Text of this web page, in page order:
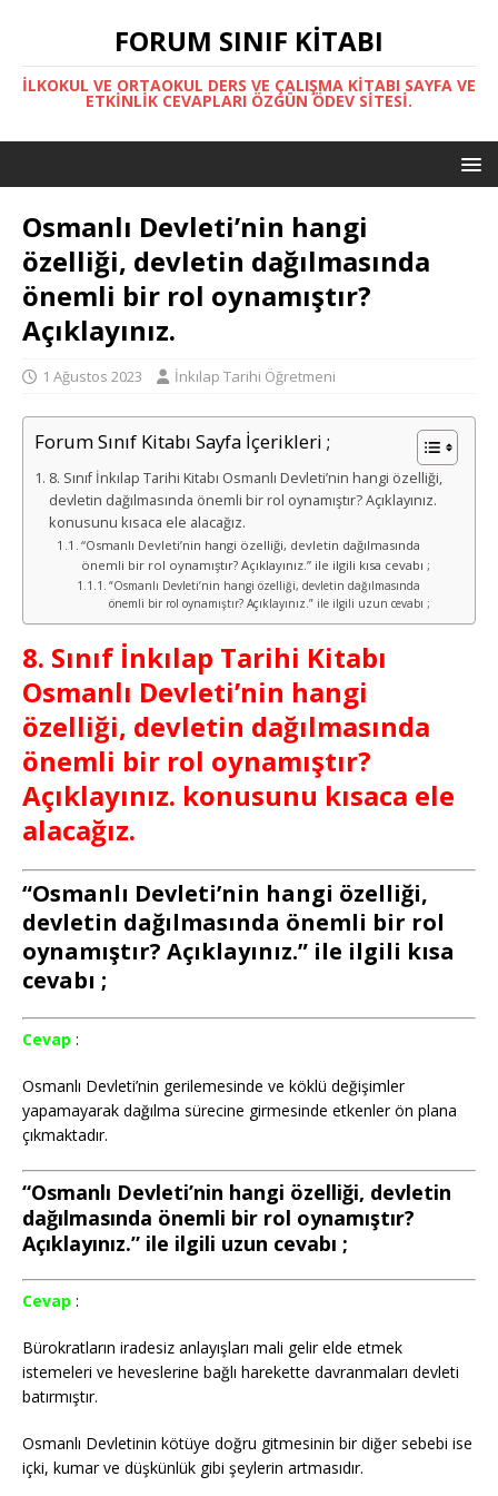
FORUM SINIF KITABI
İLKOKUL VE ORTAOKUL DERS VE ÇALIŞMA KITABI SAYFA VE
ETKINLIK CEVAPLARI ÖZGÜN ÖDEV SITESI.
Osmanlı Devleti’nin hangi
özelliği, devletin dağılmasında
önemli bir rol oynamıştır?
Açıklayınız.
1 Ağustos 2023 İnkılap Tarihi Öğretmeni
Forum Sınıf Kitabı Sayfa İçerikleri ;
8. Sınıf İnkılap Tarihi Kitabı Osmanlı Devleti’nin hangi özelliği,
devletin dağılmasında önemli bir rol oynamıştır? Açıklayınız.
konusunu kısaca ele alacağız.
“Osmanlı Devleti’nin hangi özelliği, devletin dağılmasında
önemli bir rol oynamıştır? Açıklayınız.” ile ilgili kısa cevabı ;
“Osmanlı Devleti’nin hangi özelliği, devletin dağılmasında
önemli bir rol oynamıştır? Açıklayınız.” ile ilgili uzun cevabı ;
8. Sınıf İnkılap Tarihi Kitabı
Osmanlı Devleti’nin hangi
özelliği, devletin dağılmasında
önemli bir rol oynamıştır?
Açıklayınız. konusunu kısaca ele
alacağız.
“Osmanlı Devleti’nin hangi özelliği,
devletin dağılmasında önemli bir rol
oynamıştır? Açıklayınız.” ile ilgili kısa
cevabı ;
Cevap :
Osmanlı Devleti’nin gerilemesinde ve köklü değişimler
yapamayarak dağılma sürecine girmesinde etkenler ön plana
çıkmaktadır.
“Osmanlı Devleti’nin hangi özelliği, devletin
dağılmasında önemli bir rol oynamıştır?
Açıklayınız.” ile ilgili uzun cevabı ;
Cevap :
Bürokratların iradesiz anlayışları mali gelir elde etmek
istemeleri ve heveslerine bağlı harekette davranmaları devleti
batırmıştır.
Osmanlı Devletinin kötüye doğru gitmesinin bir diğer sebebi ise
içki, kumar ve düşkünlük gibi şeylerin artmasıdır.